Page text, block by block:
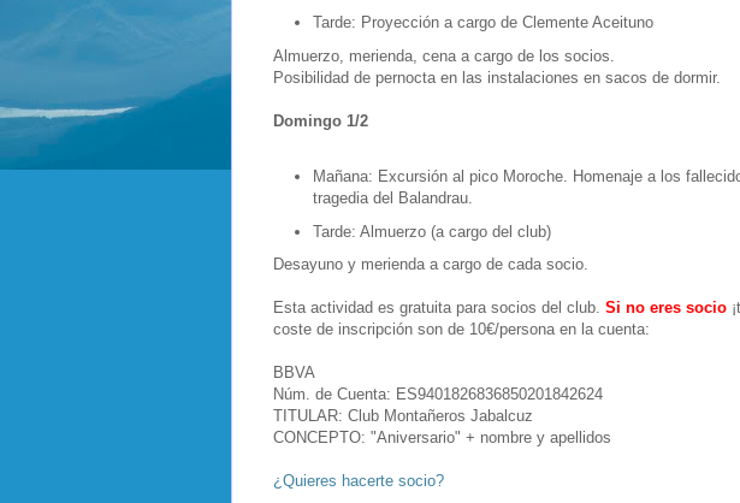
Tarde: Proyección a cargo de Clemente Aceituno
Almuerzo, merienda, cena a cargo de los socios.
Posibilidad de pernocta en las instalaciones en sacos de dormir.
Domingo 1/2
Mañana: Excursión al pico Moroche. Homenaje a los
tragedia del Balandrau.
Tarde: Almuerzo (a cargo del club)
Desayuno y merienda a cargo de cada socio.
Esta actividad es gratuita para socios del club. Si no eres socio
coste de inscripción son de 10€/persona en la cuenta:
BBVA
Núm. de Cuenta: ES9401826836850201842624
TITULAR: Club Montañeros Jabalcuz
CONCEPTO: "Aniversario" + nombre y apellidos
¿Quieres hacerte socio?